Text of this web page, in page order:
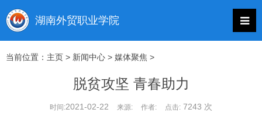
当前位置： 主页 > 新闻中心 > 媒体聚焦 >
脱贫攻坚 青春助力
时间:2021-02-22 来源: 作者: 点击: 7243 次